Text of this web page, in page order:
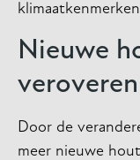
Nieuwe
Door de
meer nieuwe